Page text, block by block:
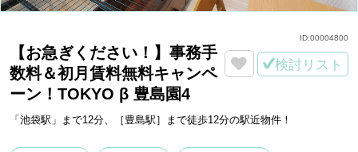
【お急ぎください！】事務手
数料＆初月賃料無料キャンペ
ーン！TOKYO β 豊島園4
「池袋駅」まで12分、［豊島駅］まで徒歩12分の駅近物件！
検討リスト
ID:00004800